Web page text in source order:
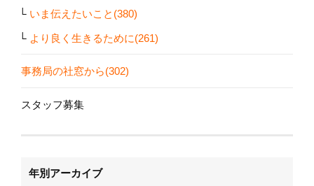
いま伝えたいこと(380)
より良く生きるために(261)
事務局の社窓から(302)
スタッフ募集
年別アーカイブ